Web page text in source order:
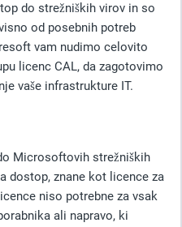
do strežniških virov in so
od posebnih potreb
vam nudimo celovito
licenc CAL, da zagotovimo
vaše infrastrukture IT.
Microsoftovih strežniških
dostop, znane kot licence za
niso potrebne za vsak
ali napravo, ki